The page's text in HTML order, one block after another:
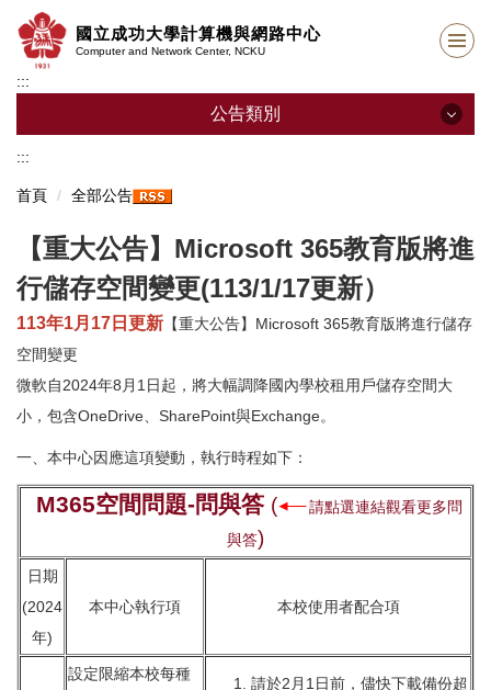
到
要
區
國立成功大學計算機與網路中心
Computer and Network Center, NCKU
:::
公告類別
維護公告
資訊安全公告
徵人公告
:::
首頁 全部公告
【重大公告】Microsoft 365教育版將進
行儲存空間變更(113/1/17更新）
113年1月17日更新 【重大公告】Microsoft 365教育版將進行儲存
空間變更
微軟自2024年8月1日起，將大幅調降國內學校租用戶儲存空間大
小，包含OneDrive、SharePoint與Exchange。
一、本中心因應這項變動，執行時程如下：
M365空間問題-問與答 (
請點選連結觀看更多問
與答)
日期
(2024
年)
本中心執行項 本校使用者配合項
設定限縮本校每種
請於2月1日前，儘快下載備份超